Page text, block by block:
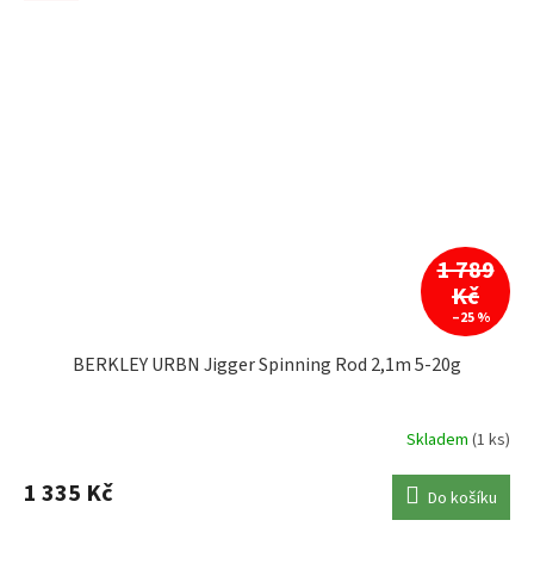
1 789
Kč
–25 %
BERKLEY URBN Jigger Spinning Rod 2,1m 5-20g
Skladem (1 ks)
1 335 Kč Do košíku